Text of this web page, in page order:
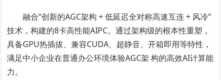
融合“创新的AGC架构 + 低延迟全对称高速互连 + 风冷”
技术，构建的8卡高性能AIPC。通过架构级的根本性重塑，
具备GPU热插拔、兼容CUDA、超静音、开箱即用等特性，
满足中小企业在普通办公环境体验AGC架 构的高效AI计算能
力。